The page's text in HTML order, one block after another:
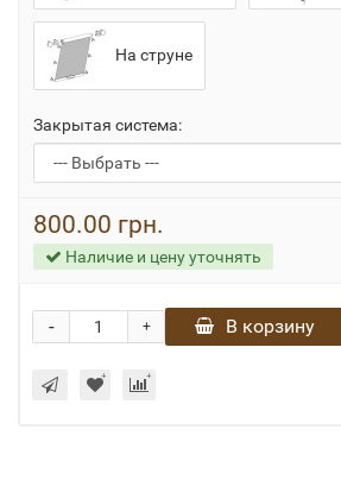
На струне
Закрытая система:
800.00 грн.
Наличие и цену уточнять
+
- В корзину